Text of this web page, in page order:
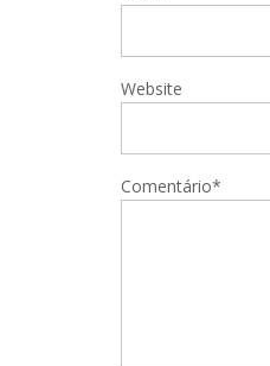
Website
Comentário*